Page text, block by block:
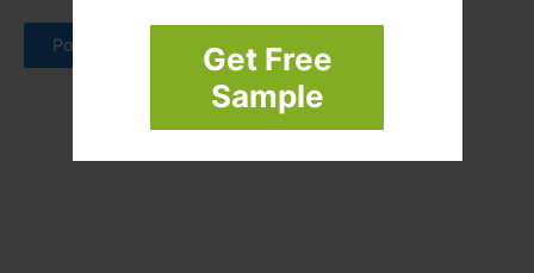
Get Free
Sample